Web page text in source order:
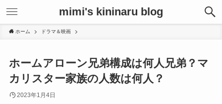
mimi's kininaru blog
ホーム ドラマ＆映画
ホームアローン兄弟構成は何人兄弟？マ
カリスター家族の人数は何人？
2023年1月4日